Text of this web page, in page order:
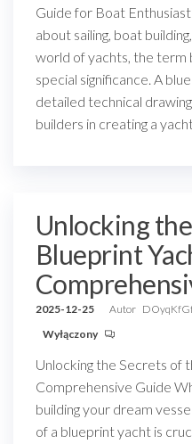
Guide for Boat
about sailing, boat
world of yachts, the term
special significance. A
detailed technical
builders in creating a
Unlocking
Blueprint
2025-12-25 Autor
Wyłączony
Unlocking the Secrets of
Comprehensive Guide
building your dream
of a blueprint yacht is